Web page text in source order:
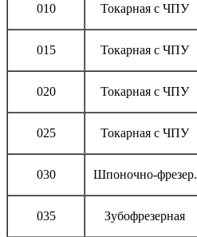
010 Токарная с ЧПУ
015 Токарная с ЧПУ
020 Токарная с ЧПУ
025 Токарная с ЧПУ
030 Шпоночно-фрезер.
035 Зубофрезерная